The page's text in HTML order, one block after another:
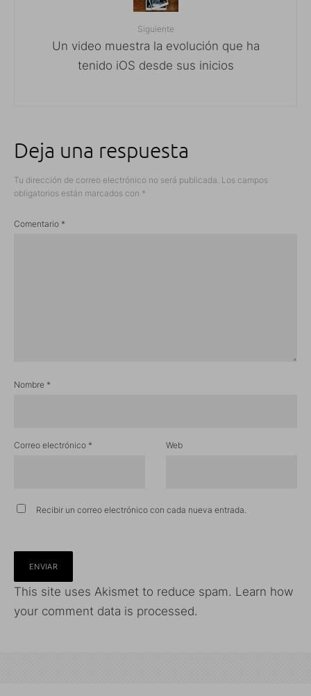
Siguiente
Un video muestra la evolución que ha
tenido iOS desde sus inicios
Deja una respuesta
Tu dirección de correo electrónico no será publicada. Los campos
obligatorios están marcados con *
Comentario *
Nombre *
Correo electrónico * Web
Recibir un correo electrónico con cada nueva entrada.
This site uses Akismet to reduce spam. Learn how
your comment data is processed.